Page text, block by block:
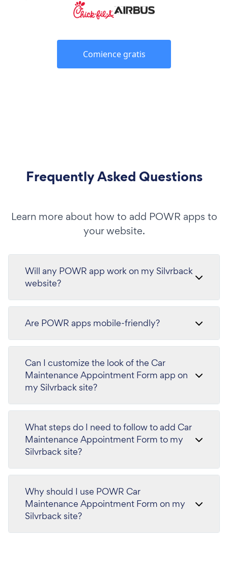
Comience gratis
Frequently Asked Questions
Learn more about how to add POWR apps to
your website.
Will any POWR app work on my Silvrback
website?
Are POWR apps mobile-friendly?
Can I customize the look of the Car
Maintenance Appointment Form app on
my Silvrback site?
What steps do I need to follow to add Car
Maintenance Appointment Form to my
Silvrback site?
Why should I use POWR Car
Maintenance Appointment Form on my
Silvrback site?